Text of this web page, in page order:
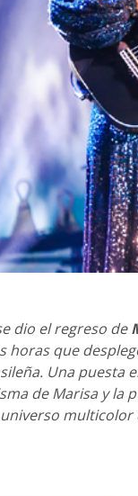
dio el regreso de
horas que
Una puesta
de Marisa y la
multicolor